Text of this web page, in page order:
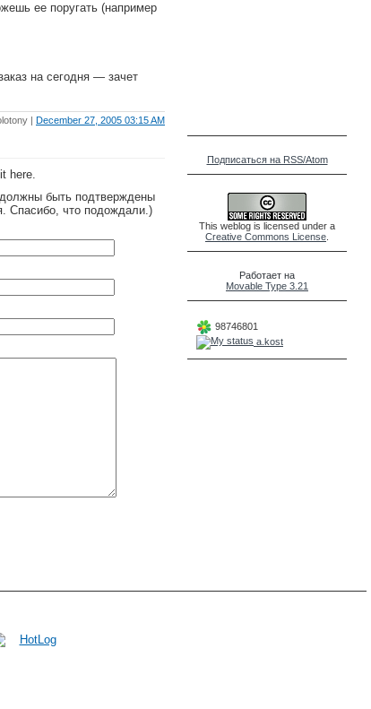
ее поругать (например
на сегодня — зачет
| December 27, 2005 03:15 AM
here.
быть подтверждены
Спасибо, что подождали.)
Подписаться на RSS/Atom
This weblog is licensed under a
Creative Commons License
Работает на
Movable Type 3.21
98746801
a.kost